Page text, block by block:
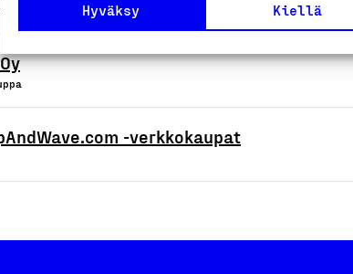
Hyväksy Kiellä
-verkkokaupat